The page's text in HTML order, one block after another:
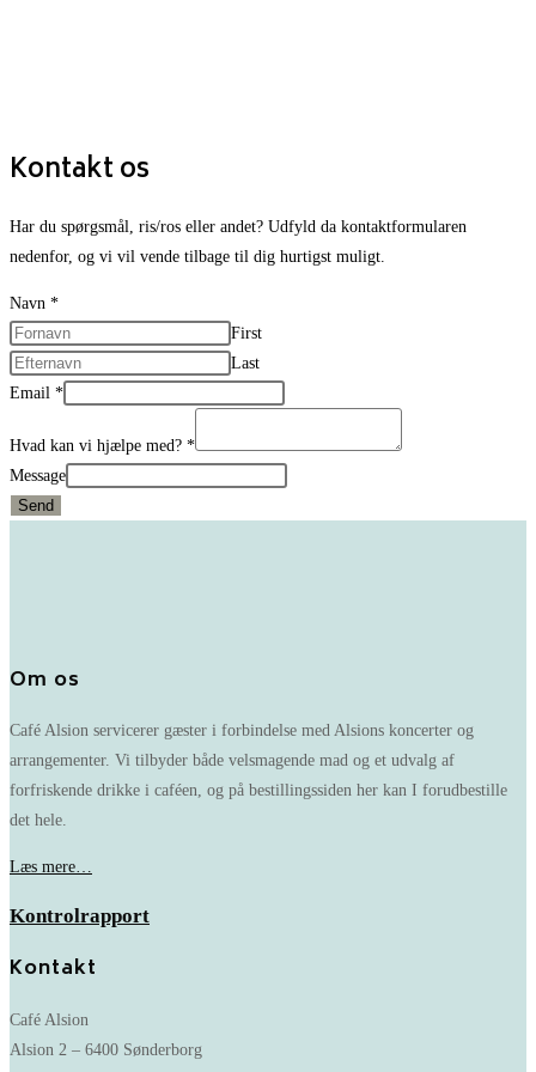
Kontakt os
Har du spørgsmål, ris/ros eller andet? Udfyld da kontaktformularen
nedenfor, og vi vil vende tilbage til dig hurtigst muligt.
Navn *
First
Last
Email *
Hvad kan vi hjælpe med? *
Message
Send
Om os
Café Alsion servicerer gæster i forbindelse med Alsions koncerter og
arrangementer. Vi tilbyder både velsmagende mad og et udvalg af
forfriskende drikke i caféen, og på bestillingssiden her kan I forudbestille
det hele.
Læs mere…
Kontrolrapport
Kontakt
Café Alsion
Alsion 2 – 6400 Sønderborg